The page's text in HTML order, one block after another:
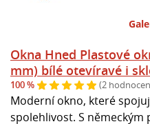
Okna Hned Plastové
mm) bílé otevíravé i
100 % (2
Moderní okno, které
spolehlivost. S